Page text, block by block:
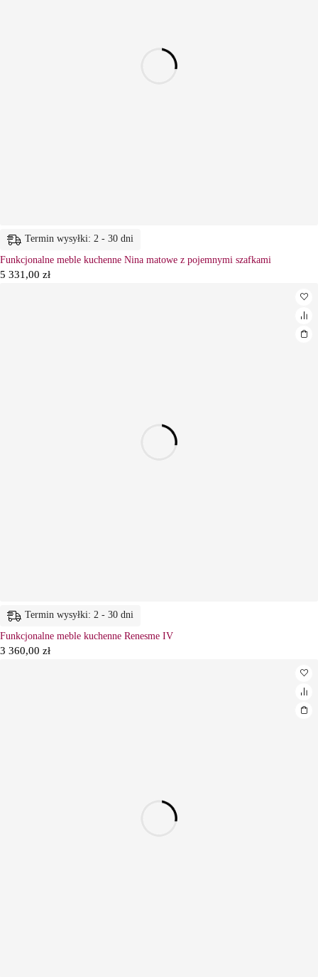
Termin wysyłki: 2 - 30 dni
Funkcjonalne meble kuchenne Nina matowe z pojemnymi szafkami
5 331,00 zł
Termin wysyłki: 2 - 30 dni
Funkcjonalne meble kuchenne Renesme IV
3 360,00 zł